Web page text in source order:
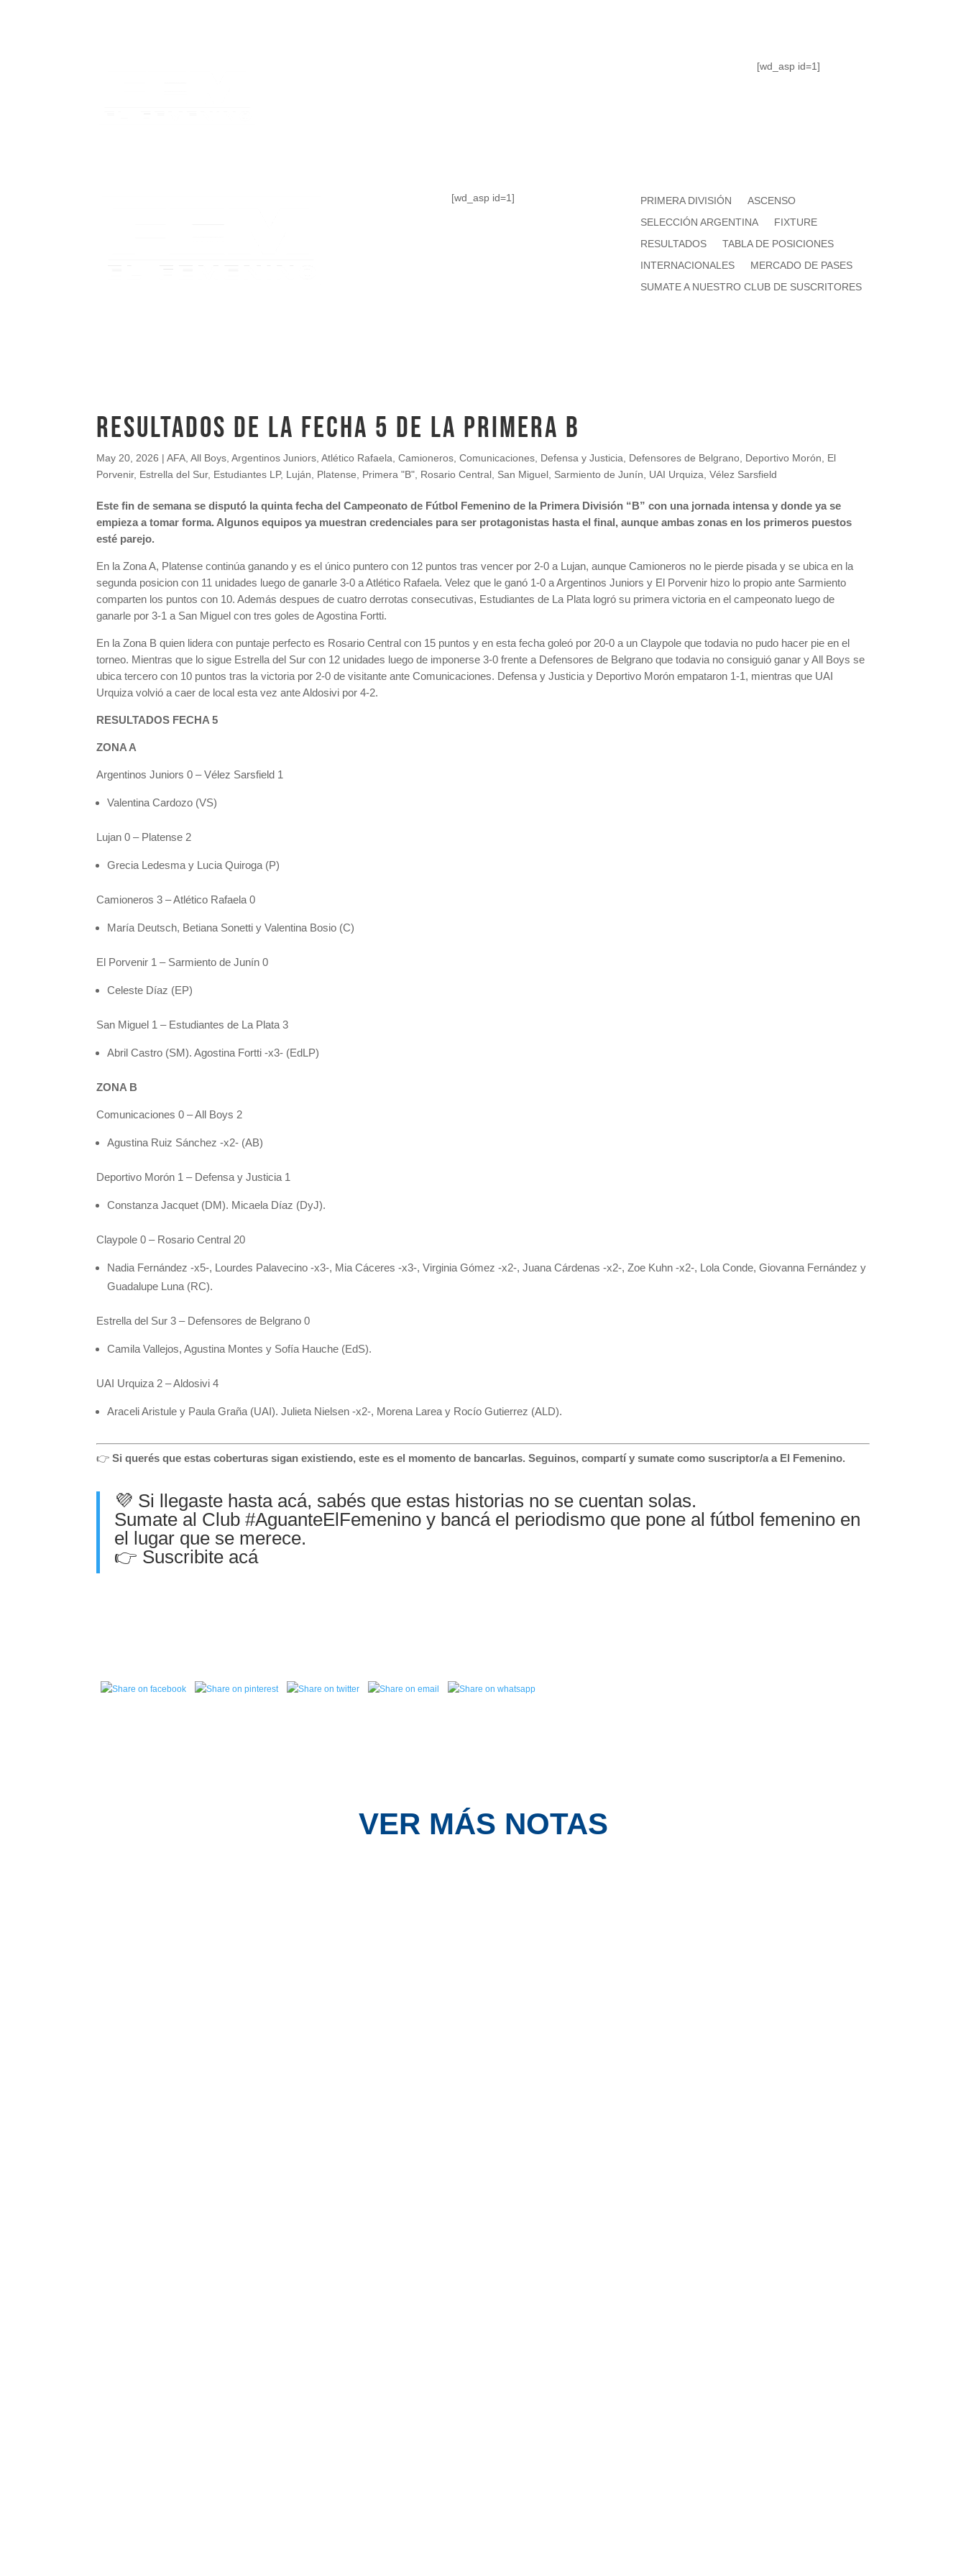
[wd_asp id=1]
[wd_asp id=1] PRIMERA DIVISIÓN
ASCENSO
SELECCIÓN ARGENTINA
FIXTURE
RESULTADOS
TABLA DE POSICIONES
INTERNACIONALES
MERCADO DE PASES
SUMATE A NUESTRO CLUB DE SUSCRITORES
RESULTADOS DE LA FECHA 5 DE LA PRIMERA B
May 20, 2026 |AFA ,All Boys ,Argentinos Juniors ,Atlético Rafaela ,Camioneros ,Comunicaciones Defensa y Justicia Defensores de Belgrano Deportivo Morón
El
Porvenir, Estrella del Sur, Estudiantes LP, Luján Platense Primera "B" Rosario Central San Miguel Sarmiento de Junín UAI Urquiza ,Vélez Sarsfield
Este fin de semana se disputó la quinta fecha del Campeonato de Fútbol Femenino de la Primera División “B” con una jornada intensa y donde ya se
empieza a tomar forma. Algunos equipos ya muestran credenciales para ser protagonistas hasta el final, aunque ambas zonas en los primeros puestos
esté parejo.
En la Zona A, Platense continúa ganando y es el único puntero con 12 puntos tras vencer por 2-0 a Lujan, aunque Camioneros no le pierde pisada y se ubica en la
segunda posicion con 11 unidades luego de ganarle 3-0 a Atlético Rafaela. Velez que le ganó 1-0 a Argentinos Juniors y El Porvenir hizo lo propio ante Sarmiento
comparten los puntos con 10. Además despues de cuatro derrotas consecutivas, Estudiantes de La Plata logró su primera victoria en el campeonato luego de
ganarle por 3-1 a San Miguel con tres goles de Agostina Fortti.
En la Zona B quien lidera con puntaje perfecto es Rosario Central con 15 puntos y en esta fecha goleó por 20-0 a un Claypole que todavia no pudo hacer pie en el
torneo. Mientras que lo sigue Estrella del Sur con 12 unidades luego de imponerse 3-0 frente a Defensores de Belgrano que todavia no consiguió ganar y All Boys se
ubica tercero con 10 puntos tras la victoria por 2-0 de visitante ante Comunicaciones. Defensa y Justicia y Deportivo Morón empataron 1-1, mientras que UAI
Urquiza volvió a caer de local esta vez ante Aldosivi por 4-2.
RESULTADOS FECHA 5
ZONA A
Argentinos Juniors 0 – Vélez Sarsfield 1
Valentina Cardozo (VS)
Lujan 0 – Platense 2
Grecia Ledesma y Lucia Quiroga (P)
Camioneros 3 – Atlético Rafaela 0
María Deutsch, Betiana Sonetti y Valentina Bosio (C)
El Porvenir 1 – Sarmiento de Junín 0
Celeste Díaz (EP)
San Miguel 1 – Estudiantes de La Plata 3
Abril Castro (SM). Agostina Fortti -x3- (EdLP)
ZONA B
Comunicaciones 0 – All Boys 2
Agustina Ruiz Sánchez -x2- (AB)
Deportivo Morón 1 – Defensa y Justicia 1
Constanza Jacquet (DM). Micaela Díaz (DyJ).
Claypole 0 – Rosario Central 20
Nadia Fernández -x5-, Lourdes Palavecino -x3-, Mia Cáceres -x3-, Virginia Gómez -x2-, Juana Cárdenas -x2-, Zoe Kuhn -x2-, Lola Conde, Giovanna Fernández y
Guadalupe Luna (RC).
Estrella del Sur 3 – Defensores de Belgrano 0
Camila Vallejos, Agustina Montes y Sofía Hauche (EdS).
UAI Urquiza 2 – Aldosivi 4
Araceli Aristule y Paula Graña (UAI). Julieta Nielsen -x2-, Morena Larea y Rocío Gutierrez (ALD).
👉Si querés que estas coberturas sigan existiendo, este es el momento de bancarlas. Seguinos, compartí y sumate como suscriptor/a a El Femenino.
💜 Si llegaste hasta acá, sabés que estas historias no se cuentan solas.
Sumate al Club#AguanteElFemenino y bancá el periodismo que pone al fútbol femenino en
el lugar que se merece.
👉 Suscribite acá
VER MÁS NOTAS